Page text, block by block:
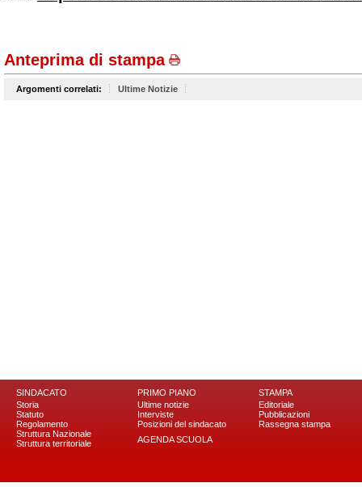
Anteprima di stampa
Argomenti correlati: Ultime Notizie
SINDACATO
Storia
Statuto
Regolamento
Struttura Nazionale
Struttura territoriale
PRIMO PIANO
Ultime notizie
Interviste
Posizioni del sindacato
AGENDA SCUOLA
STAMPA
Editoriale
Pubblicazioni
Rassegna stampa